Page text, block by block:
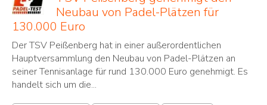
Neubau von Padel-Plätzen für
130.000 Euro
Der TSV Peißenberg hat in einer außerordentlichen
Hauptversammlung den Neubau von Padel-Plätzen an
seiner Tennisanlage für rund 130.000 Euro genehmigt. Es
handelt sich um die...